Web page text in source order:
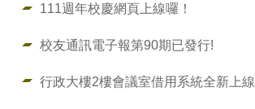
111週年校慶網頁上線囉！
校友通訊電子報第90期已發行!
行政大樓2樓會議室借用系統全新上線